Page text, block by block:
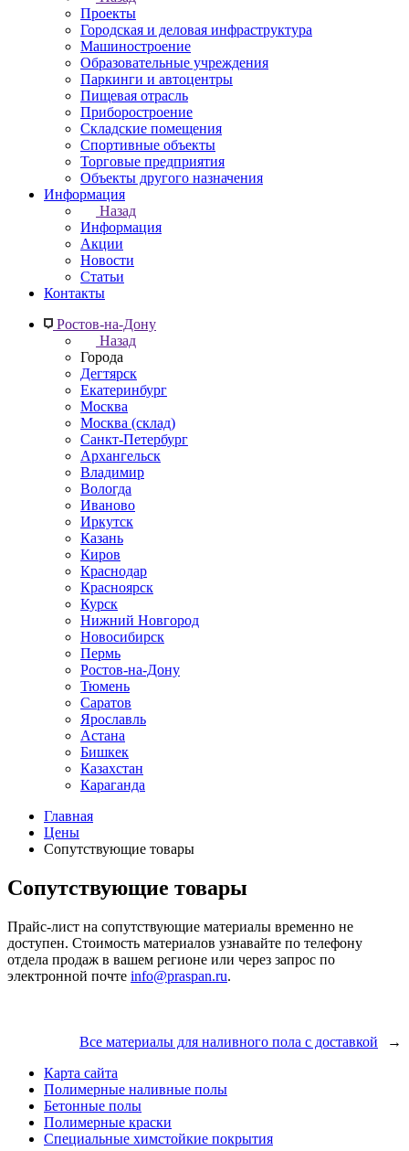
Проекты
Городская и деловая инфраструктура
Машиностроение
Образовательные учреждения
Паркинги и автоцентры
Пищевая отрасль
Приборостроение
Складские помещения
Спортивные объекты
Торговые предприятия
Объекты другого назначения
Информация
Назад
Информация
Акции
Новости
Статьи
Контакты
Ростов-на-Дону
Назад
Города
Дегтярск
Екатеринбург
Москва
Москва (склад)
Санкт-Петербург
Архангельск
Владимир
Вологда
Иваново
Иркутск
Казань
Киров
Краснодар
Красноярск
Курск
Нижний Новгород
Новосибирск
Пермь
Ростов-на-Дону
Тюмень
Саратов
Ярославль
Астана
Бишкек
Казахстан
Караганда
Главная
Цены
Сопутствующие товары
Сопутствующие товары
Прайс-лист на сопутствующие материалы временно не
доступен. Стоимость материалов узнавайте по телефону
отдела продаж в вашем регионе или через запрос по
электронной почте info@praspan.ru.
Все материалы для наливного пола с доставкой
→
Карта сайта
Полимерные наливные полы
Бетонные полы
Полимерные краски
Специальные химстойкие покрытия